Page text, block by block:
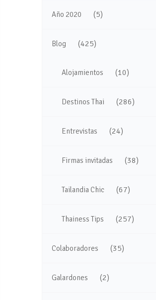
Año 2020 (5)
Blog (425)
Alojamientos (10)
Destinos Thai (286)
Entrevistas (24)
Firmas invitadas (38)
Tailandia Chic (67)
Thainess Tips (257)
Colaboradores (35)
Galardones (2)